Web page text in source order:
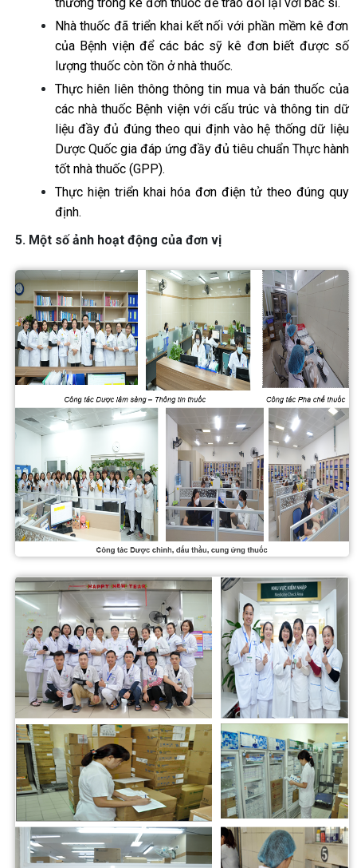
Nhà thuốc đã triển khai kết nối với phần mềm kê đơn
của Bệnh viện để các bác sỹ kê đơn biết được số
lượng thuốc còn tồn ở nhà thuốc.
Thực hiên liên thông thông tin mua và bán thuốc của
các nhà thuốc Bệnh viện với cấu trúc và thông tin dữ
liệu đầy đủ đúng theo qui định vào hệ thống dữ liệu
Dược Quốc gia đáp ứng đầy đủ tiêu chuẩn Thực hành
tốt nhà thuốc (GPP).
Thực hiện triển khai hóa đơn điện tử theo đúng quy
định.
5. Một số ảnh hoạt động của đơn vị